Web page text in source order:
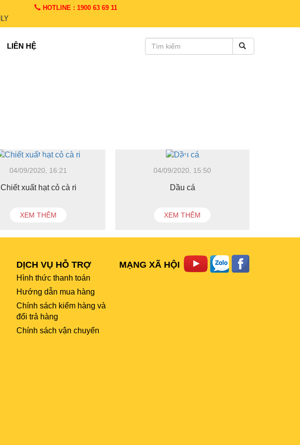
HOTLINE : 1900 63 69 11
LIÊN HỆ
04/09/2020, 16:21
Chiết xuất hạt cỏ cà ri
XEM THÊM
04/09/2020, 15:50
Dầu cá
XEM THÊM
DỊCH VỤ HỖ TRỢ
Hình thức thanh toán
Hướng dẫn mua hàng
Chính sách kiểm hàng và
đổi trả hàng
Chính sách vận chuyển
MẠNG XÃ HỘI